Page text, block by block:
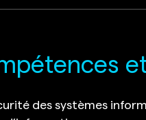
des systèmes